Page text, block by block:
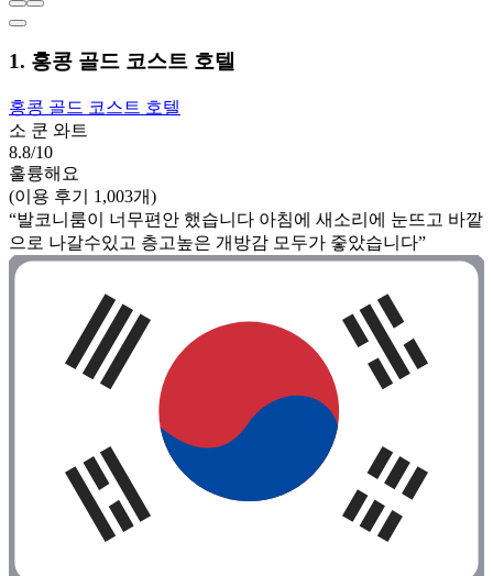
1. 홍콩 골드 코스트 호텔
홍콩 골드 코스트 호텔
소 쿤 와트
8.8/10
훌륭해요
(이용 후기 1,003개)
“발코니룸이 너무편안 했습니다 아침에 새소리에 눈뜨고 바깥
으로 나갈수있고 층고높은 개방감 모두가 줗았습니다”